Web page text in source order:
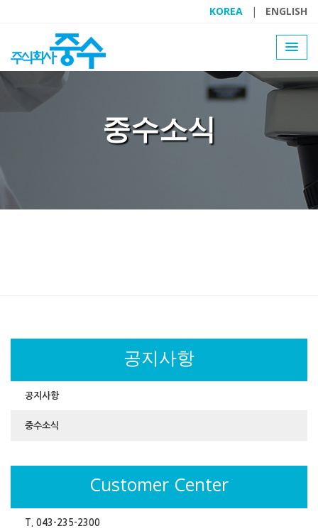
KOREA | ENGLISH
중수소식
공지사항
공지사항
중수소식
Customer Center
T. 043-235-2300